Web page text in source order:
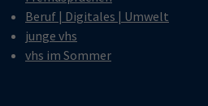
Beruf | Digitales | Umwelt
junge vhs
vhs im Sommer